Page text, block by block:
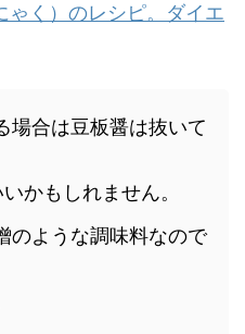
ゃく）のレシピ。ダイエ
場合は豆板醤は抜いて
かもしれません。
のような調味料なので